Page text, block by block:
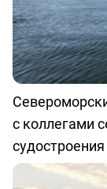
с коллегами
судостроения